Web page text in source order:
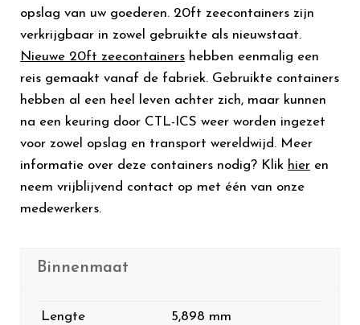
opslag van uw goederen. 20ft zeecontainers zijn
verkrijgbaar in zowel gebruikte als nieuwstaat.
Nieuwe 20ft zeecontainers hebben eenmalig een
reis gemaakt vanaf de fabriek. Gebruikte containers
hebben al een heel leven achter zich, maar kunnen
na een keuring door CTL-ICS weer worden ingezet
voor zowel opslag en transport wereldwijd. Meer
informatie over deze containers nodig? Klik hier en
neem vrijblijvend contact op met één van onze
medewerkers.
Binnenmaat
Lengte 5,898 mm